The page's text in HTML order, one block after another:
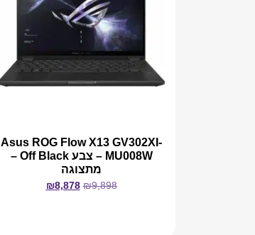
Asus ROG Flow X13 GV302XI-
MU008W – צבע Off Black –
מתצוגה
₪9,898
₪8,878